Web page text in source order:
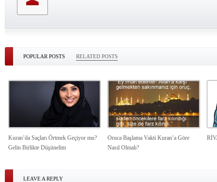
POPULAR POSTS RELATED POSTS
Kuran’da Saçları Örtmek Geçiyor mu?
Gelin Birlikte Düşünelim
Oruca Başlama Vakti Kuran’a Göre
Nasıl Olmalı?
LEAVE A REPLY